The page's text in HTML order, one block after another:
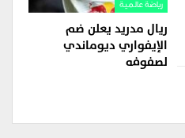
رياضة عالمية
ريال مدريد يعلن ضم
الإيفواري ديوماندي
لصفوفه